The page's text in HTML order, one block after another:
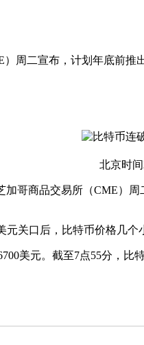
周二宣布，计划年底前推
北京时
商品交易所（CME）周
关口后，比特币价格几个
元。截至7点55分，比特